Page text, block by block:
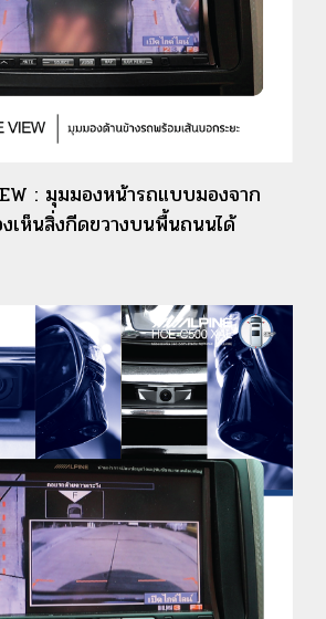
: มุมมองหน้ารถแบบมองจาก
เห็นสิ่งกีดขวางบนพื้นถนนได้